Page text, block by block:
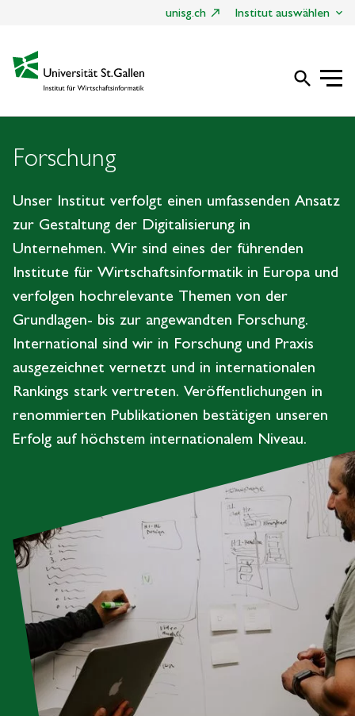
unisg.ch Institut auswählen
search
Forschung
Unser Institut verfolgt einen umfassenden Ansatz
zur Gestaltung der Digitalisierung in
Unternehmen. Wir sind eines der führenden
Institute für Wirtschaftsinformatik in Europa und
verfolgen hochrelevante Themen von der
Grundlagen- bis zur angewandten Forschung.
International sind wir in Forschung und Praxis
ausgezeichnet vernetzt und in internationalen
Rankings stark vertreten. Veröffentlichungen in
renommierten Publikationen bestätigen unseren
Erfolg auf höchstem internationalem Niveau.